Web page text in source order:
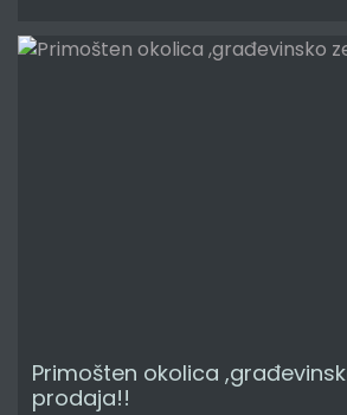
Primošten okolica
prodaja!!